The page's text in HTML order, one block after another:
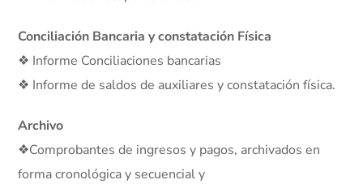
Conciliación Bancaria y constatación Física
❖ Informe Conciliaciones bancarias
❖ Informe de saldos de auxiliares y constatación física.
Archivo
❖Comprobantes de ingresos y pagos, archivados en
forma cronológica y secuencial y